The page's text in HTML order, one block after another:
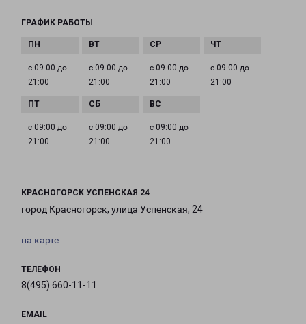
ГРАФИК РАБОТЫ
с 09:00 до
21:00
с 09:00 до
21:00
с 09:00 до
21:00
с 09:00 до
21:00
с 09:00 до
21:00
с 09:00 до
21:00
с 09:00 до
21:00
КРАСНОГОРСК УСПЕНСКАЯ 24
город Красногорск, улица Успенская, 24
на карте
ТЕЛЕФОН
8(495) 660-11-11
EMAIL